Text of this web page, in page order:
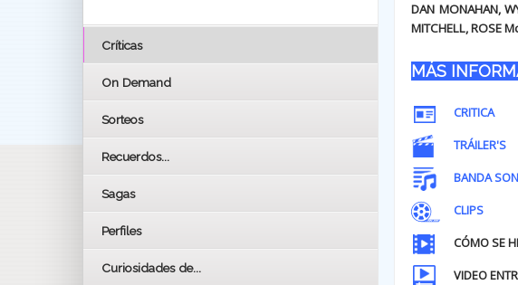
DAN MONAHAN,
MITCHELL, ROSE
MÁS
CRITICA
TRÁILER'S
BANDA
CLIPS
CÓMO SE
VIDEO
Críticas
On Demand
Sorteos
Recuerdos...
Sagas
Perfiles
Curiosidades de...